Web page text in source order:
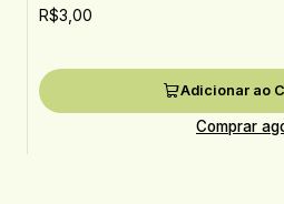
R$3,00
Adicionar ao
Comprar